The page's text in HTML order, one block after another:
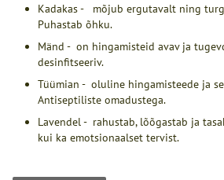
Kadakas - mõjub ergutavalt ning
Puhastab õhku.
Mänd - on hingamisteid avav ja
desinfitseeriv.
Tüümian - oluline hingamisteede ja
Antiseptiliste omadustega.
Lavendel - rahustab, lõõgastab ja
kui ka emotsionaalset tervist.